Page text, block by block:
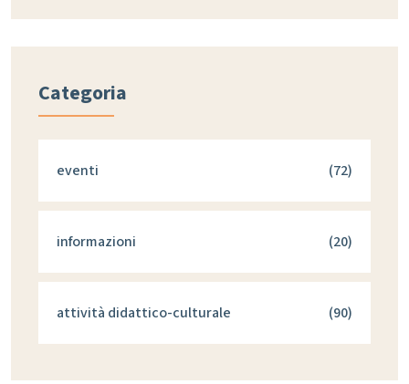
Categoria
eventi (72)
informazioni (20)
attività didattico-culturale (90)